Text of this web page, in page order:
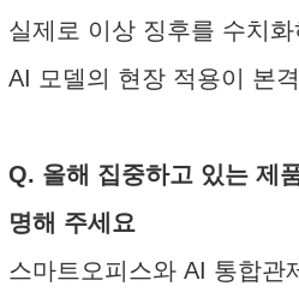
실제로 이상 징후를 수치
AI 모델의 현장 적용이 본
Q. 올해 집중하고 있는 제
명해 주세요
스마트오피스와 AI 통합관